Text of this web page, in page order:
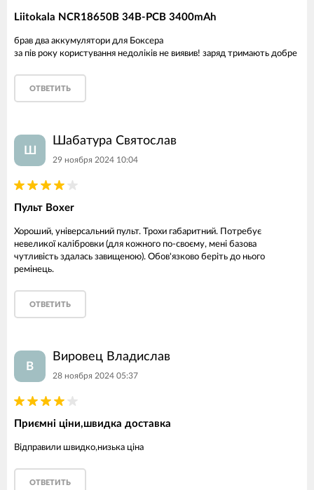
Liitokala NCR18650B 34B-PCB 3400mAh
брав два аккумулятори для Боксера
за пів року користування недоліків не виявив! заряд тримають добре
ОТВЕТИТЬ
Ш
Шабатура Святослав
29 ноября 2024 10:04
Пульт Boxer
Хороший, універсальний пульт. Трохи габаритний. Потребує
невеликої калібровки (для кожного по-своєму, мені базова
чутливість здалась завищеною). Обов'язково беріть до нього
ремінець.
ОТВЕТИТЬ
В
Вировец Владислав
28 ноября 2024 05:37
Приємні ціни,швидка доставка
Відправили швидко,низька ціна
ОТВЕТИТЬ